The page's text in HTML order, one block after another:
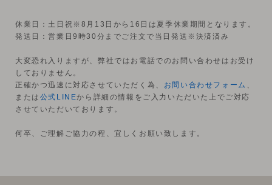
休業日：土日祝※8月13日から16日は夏季休業期間となります。
発送日：営業日9時30分までご注文で当日発送※決済済み
大変恐れ入りますが、弊社ではお電話でのお問い合わせはお受け
しておりません。
正確かつ迅速に対応させていただく為、 お問い合わせフォーム 、
または 公式LINEから詳細の情報をご入力いただいた上でご対応
させていただいております。
何卒、ご理解ご協力の程、宜しくお願い致します。